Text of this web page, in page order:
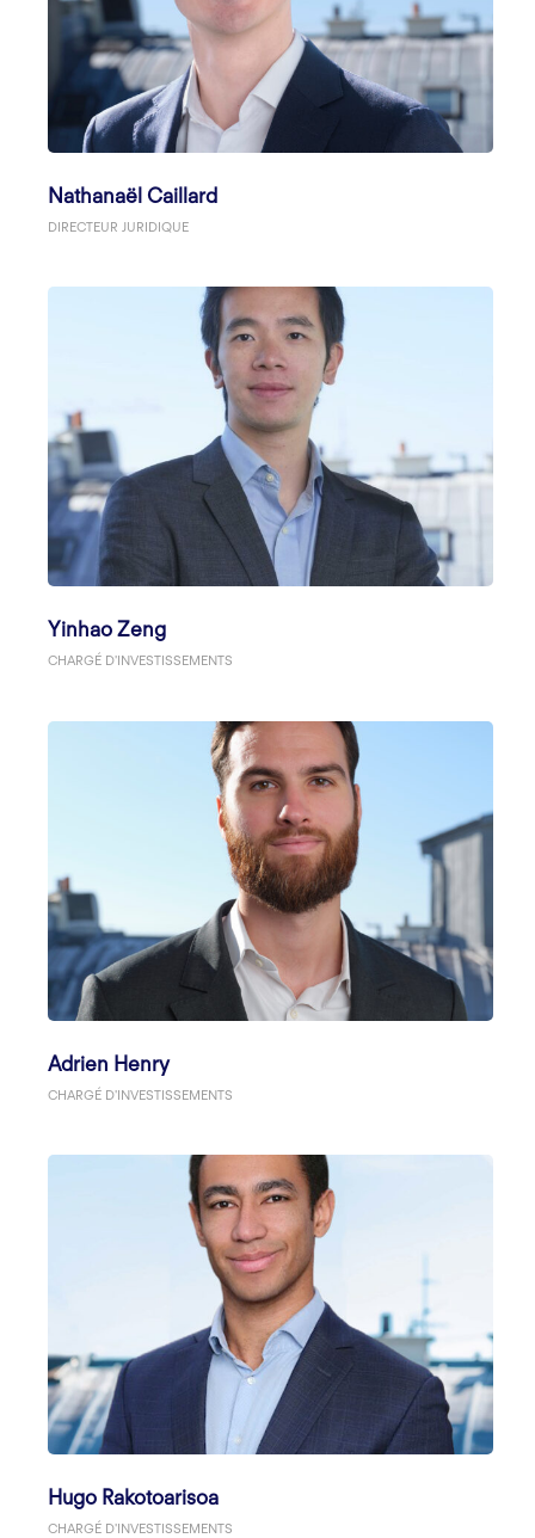
Nathanaël Caillard
DIRECTEUR JURIDIQUE
Yinhao Zeng
CHARGÉ D'INVESTISSEMENTS
Adrien Henry
CHARGÉ D'INVESTISSEMENTS
Hugo Rakotoarisoa
CHARGÉ D'INVESTISSEMENTS